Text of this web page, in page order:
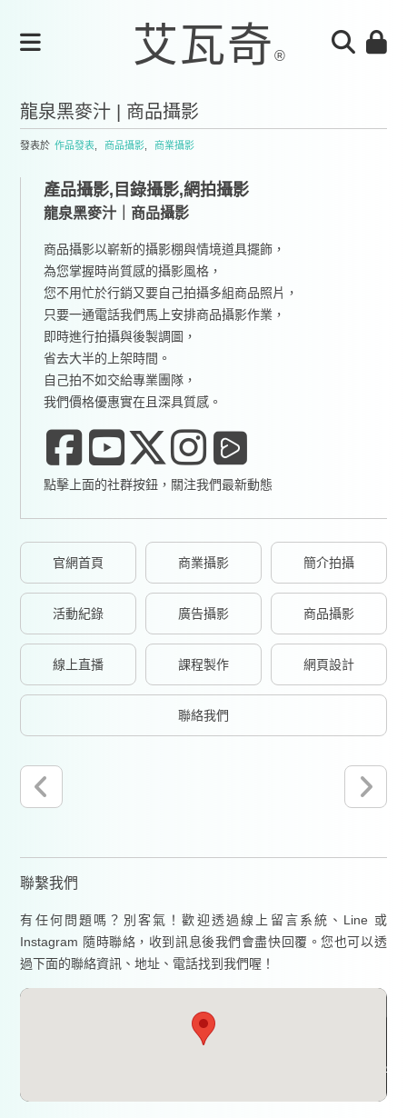
龍泉黑麥汁 | 商品攝影
發表於 作品發表 商品攝影 商業攝影
產品攝影,目錄攝影,網拍攝影
龍泉黑麥汁｜商品攝影
商品攝影以嶄新的攝影棚與情境道具擺飾，
為您掌握時尚質感的攝影風格，
您不用忙於行銷又要自己拍攝多組商品照片，
只要一通電話我們馬上安排商品攝影作業，
即時進行拍攝與後製調圖，
省去大半的上架時間。
自己拍不如交給專業團隊，
我們價格優惠實在且深具質感。
點擊上面的社群按鈕，關注我們最新動態
官網首頁 商業攝影 簡介拍攝
活動紀錄 廣告攝影 商品攝影
線上直播 課程製作 網頁設計
聯絡我們
聯繫我們
有任何問題嗎？別客氣！歡迎透過線上留言系統、Line 或
Instagram 隨時聯絡，收到訊息後我們會盡快回覆。您也可以透
過下面的聯絡資訊、地址、電話找到我們喔！